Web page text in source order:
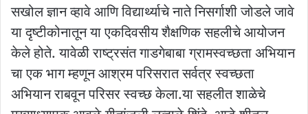
सखोल ज्ञान व्हावे आणि विद्यार्थ्याचे नाते निसर्गाशी जोडले जावे
या दृष्टीकोनातून या एकदिवसीय शैक्षणिक सहलीचे आयोजन
केले होते. यावेळी राष्ट्रसंत गाडगेबाबा ग्रामस्वच्छता अभियान
चा एक भाग म्हणून आश्रम परिसरात सर्वत्र स्वच्छता
अभियान राबवून परिसर स्वच्छ केला.या सहलीत शाळेचे